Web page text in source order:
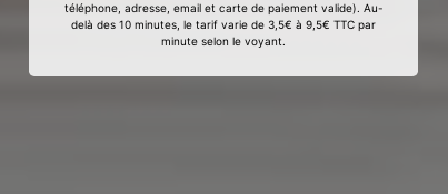
téléphone, adresse, email et carte de paiement valide). Au-
delà des 10 minutes, le tarif varie de 3,5€ à 9,5€ TTC par
minute selon le voyant.